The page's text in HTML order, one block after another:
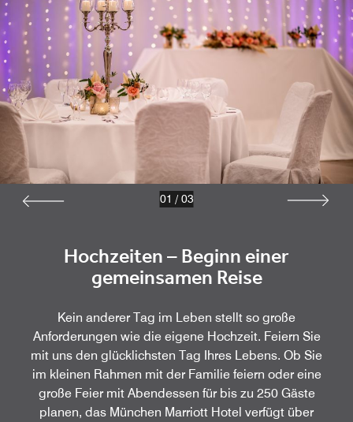
Hochzeiten – Beginn einer
gemeinsamen Reise
Kein anderer Tag im Leben stellt so große
Anforderungen wie die eigene Hochzeit. Feiern Sie
mit uns den glücklichsten Tag Ihres Lebens. Ob Sie
im kleinen Rahmen mit der Familie feiern oder eine
große Feier mit Abendessen für bis zu 250 Gäste
planen, das München Marriott Hotel verfügt über
01 / 03